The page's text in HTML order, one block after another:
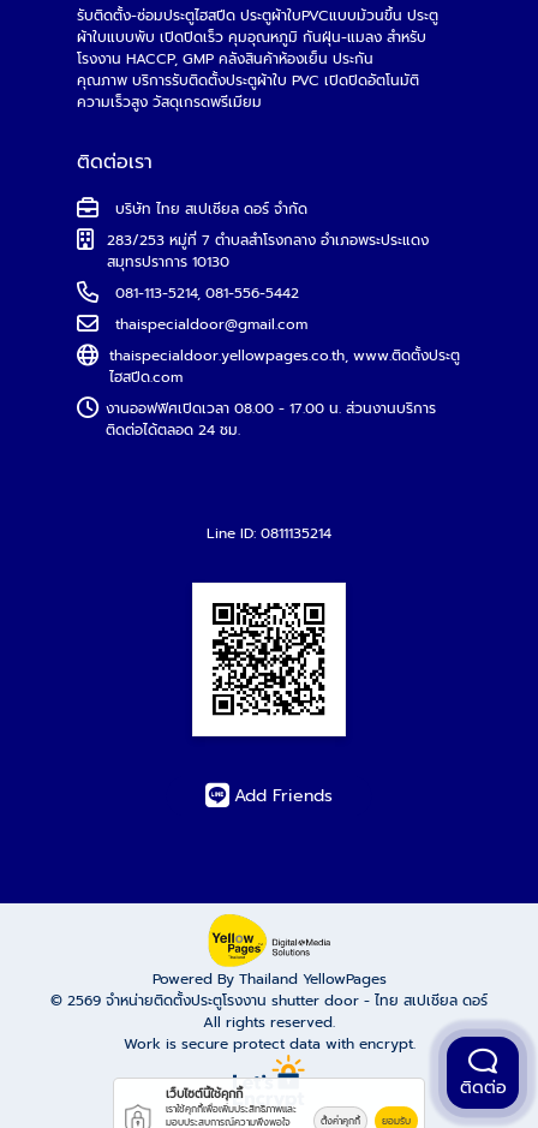
รับติดตั้ง-ซ่อมประตูไฮสปีด ประตูผ้าใบPVCแบบม้วนขึ้น ประตู
ผ้าใบแบบพับ เปิดปิดเร็ว คุมอุณหภูมิ กันฝุ่น-แมลง สำหรับ
โรงงาน HACCP, GMP คลังสินค้าห้องเย็น ประกัน
คุณภาพ บริการรับติดตั้งประตูผ้าใบ PVC เปิดปิดอัตโนมัติ
ความเร็วสูง วัสดุเกรดพรีเมียม
ติดต่อเรา
บริษัท ไทย สเปเชียล ดอร์ จำกัด
283/253 หมู่ที่ 7 ตำบลสำโรงกลาง อำเภอพระประแดง
สมุทรปราการ 10130
081-113-5214, 081-556-5442
thaispecialdoor@gmail.com
thaispecialdoor.yellowpages.co.th, www.ติดตั้งประตู
ไฮสปีด.com
งานออฟฟิศเปิดเวลา 08.00 - 17.00 น. ส่วนงานบริการ
ติดต่อได้ตลอด 24 ชม.
Line ID: 0811135214
Add Friends
Powered By Thailand YellowPages
© 2569 จำหน่ายติดตั้งประตูโรงงาน shutter door - ไทย สเปเชียล ดอร์
All rights reserved.
Work is secure protect data with encrypt.
ติดต่อ
เว็บไซต์นี้ใช้คุกกี้
เราใช้คุกกี้เพื่อเพิ่มประสิทธิภาพและ
มอบประสบการณ์ความพึงพอใจ
ตั้งค่าคุกกี้ ยอมรับ